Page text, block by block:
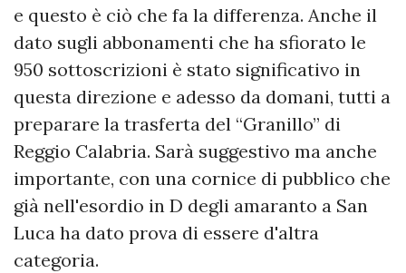
e questo è ciò che fa la differenza. Anche il
dato sugli abbonamenti che ha sfiorato le
950 sottoscrizioni è stato significativo in
questa direzione e adesso da domani, tutti a
preparare la trasferta del “Granillo” di
Reggio Calabria. Sarà suggestivo ma anche
importante, con una cornice di pubblico che
già nell'esordio in D degli amaranto a San
Luca ha dato prova di essere d'altra
categoria.